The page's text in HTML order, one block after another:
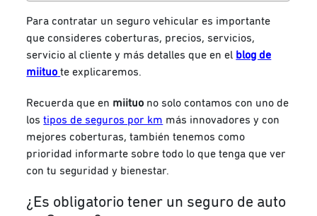
Para contratar un seguro vehicular es importante
que consideres coberturas, precios, servicios,
servicio al cliente y más detalles que en el blog de
miituo te explicaremos.
Recuerda que en miituo no solo contamos con uno de
lostipos de seguros por km más innovadores y con
mejores coberturas, también tenemos como
prioridad informarte sobre todo lo que tenga que ver
con tu seguridad y bienestar.
¿Es obligatorio tener un seguro de auto